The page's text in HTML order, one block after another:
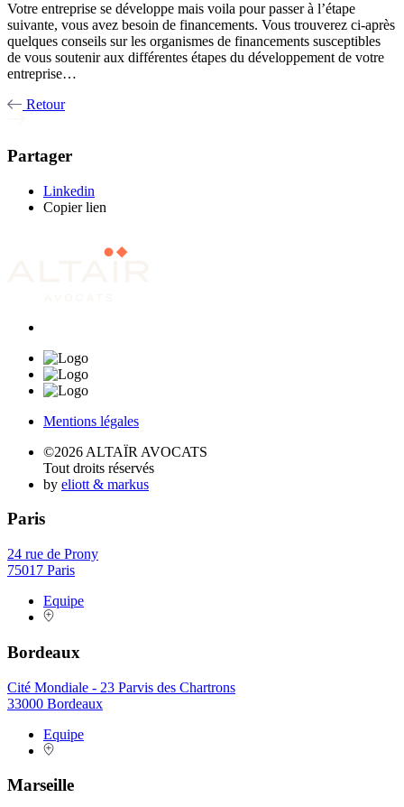
Votre entreprise se développe mais voila pour passer à l’étape
suivante, vous avez besoin de financements. Vous trouverez ci-après
quelques conseils sur les organismes de financements susceptibles
de vous soutenir aux différentes étapes du développement de votre
entreprise…
Retour
Partager
Linkedin
Copier lien
Mentions légales
©2026 ALTAÏR AVOCATS
Tout droits réservés
by eliott & markus
Paris
24 rue de Prony
75017 Paris
Equipe
Bordeaux
Cité Mondiale - 23 Parvis des Chartrons
33000 Bordeaux
Equipe
Marseille